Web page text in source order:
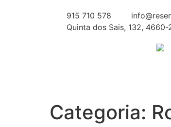
915 710 578
Quinta dos Sais, 132, 4660-
Categoria: